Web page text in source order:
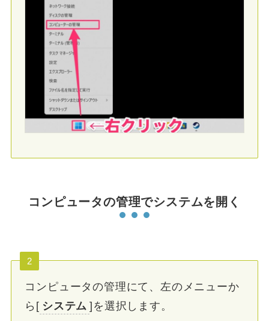
コンピュータの管理でシステムを開く
2
コンピュータの管理にて、左のメニューか
ら[ システム ]を選択します。